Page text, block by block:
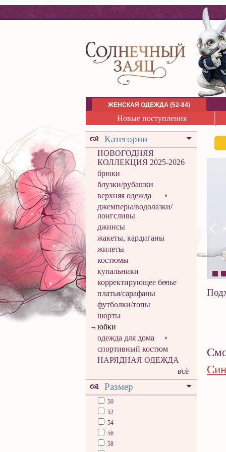
ЖЕНСКАЯ ОДЕЖДА (52-84)
Новые поступления
Категории
НОВОГОДНЯЯ
КОЛЛЕКЦИЯ 2025-2026
брюки
блузки/рубашки
верхняя одежда
джемперы/водолазки/
лонгсливы
джинсы
жакеты, кардиганы
жилеты
костюмы
купальники
корректирующее белье
платья/сарафаны
футболки/топы
шорты
юбки
одежда для дома
спортивный костюм
НАРЯДНАЯ ОДЕЖДА
всё
Размер
50
52
54
56
58